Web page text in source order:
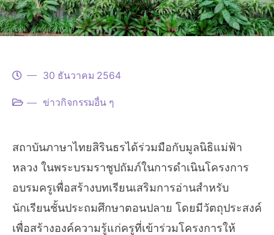
30 ธันวาคม 2564
ข่าวกิจกรรมอื่น ๆ
สถาบันภาษาไทยสิรินธรได้ร่วมมือกับมูลนิธิแม่ฟ้า
หลวง ในพระบรมราชูปถัมภ์ในการดำเนินโครงการ
อบรมครูเพื่อสร้างบทเรียนเสริมการอ่านสำหรับ
นักเรียนชั้นประถมศึกษาตอนปลาย โดยมีวัตถุประสงค์
เพื่อสร้างองค์ความรู้แก่ครูที่เข้าร่วมโครงการให้